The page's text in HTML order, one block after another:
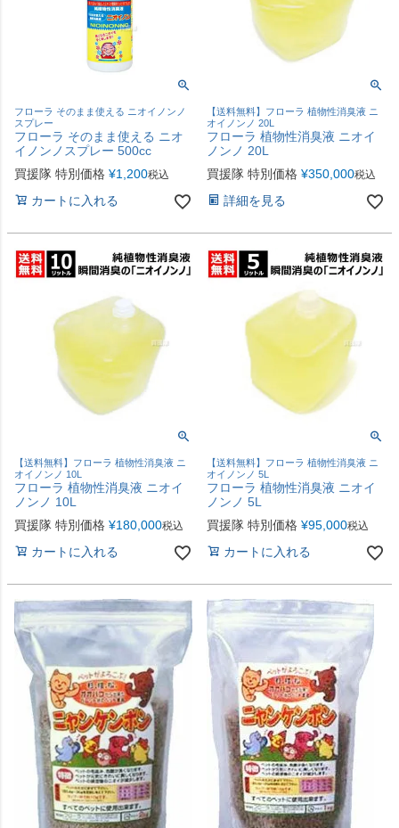
フローラ そのまま使える ニオイノンノ
スプレー
フローラ そのまま使える ニオ
イノンノスプレー 500cc
買援隊 特別価格 ¥1,200税込
カートに入れる
【送料無料】フローラ 植物性消臭液 ニ
オイノンノ 20L
フローラ 植物性消臭液 ニオイ
ノンノ 20L
買援隊 特別価格 ¥350,000税込
詳細を見る
【送料無料】フローラ 植物性消臭液 ニ
オイノンノ 10L
フローラ 植物性消臭液 ニオイ
ノンノ 10L
買援隊 特別価格 ¥180,000税込
カートに入れる
【送料無料】フローラ 植物性消臭液 ニ
オイノンノ 5L
フローラ 植物性消臭液 ニオイ
ノンノ 5L
買援隊 特別価格 ¥95,000税込
カートに入れる